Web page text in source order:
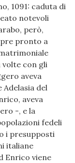
1091: caduta di
notevoli
però,
pronto a
volte con gli
aveva
Adelasia del
aveva
-, e la
fedeli
i presupposti
italiane
Enrico viene